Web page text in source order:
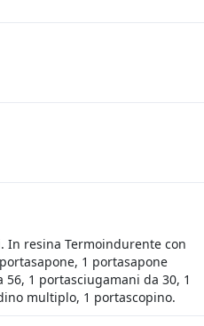
In resina Termoindurente con
1 portasapone
1 portasciugamani da 30, 1
multiplo, 1 portascopino.